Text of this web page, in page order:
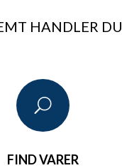
HANDLER DU
U
FIND VARER